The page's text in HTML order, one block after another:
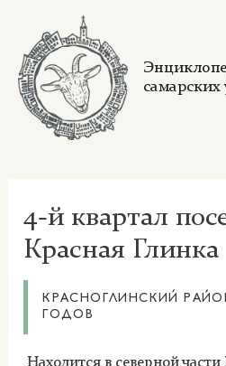
content
самарских
4-й квартал
Красная Глинка
КРАСНОГЛИНСКИЙ
ГОДОВ